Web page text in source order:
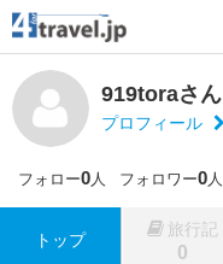
919toraさん
プロフィール
フォロー0人 フォロワー0人
トップ
旅行記
0